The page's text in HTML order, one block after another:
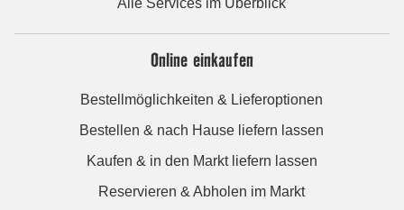
Online einkaufen
Bestellmöglichkeiten & Lieferoptionen
Bestellen & nach Hause liefern lassen
Kaufen & in den Markt liefern lassen
Reservieren & Abholen im Markt